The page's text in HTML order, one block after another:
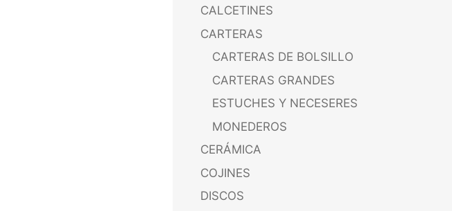
CALCETINES
CARTERAS
CARTERAS DE BOLSILLO
CARTERAS GRANDES
ESTUCHES Y NECESERES
MONEDEROS
CERÁMICA
COJINES
DISCOS